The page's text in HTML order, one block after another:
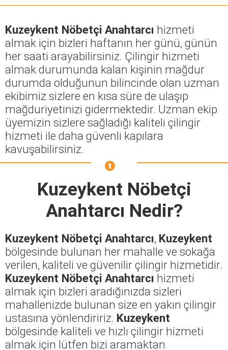
Kuzeykent Nöbetçi Anahtarcı hizmeti
almak için bizleri haftanın her günü, günün
her saati arayabilirsiniz. Çilingir hizmeti
almak durumunda kalan kişinin mağdur
durumda olduğunun bilincinde olan uzman
ekibimiz sizlere en kısa süre de ulaşıp
mağduriyetinizi gidermektedir. Uzman ekip
üyemizin sizlere sağladığı kaliteli çilingir
hizmeti ile daha güvenli kapılara
kavuşabilirsiniz.
Kuzeykent Nöbetçi
Anahtarcı Nedir?
Kuzeykent Nöbetçi Anahtarcı, Kuzeykent
bölgesinde bulunan her mahalle ve sokağa
verilen, kaliteli ve güvenilir çilingir hizmetidir.
Kuzeykent Nöbetçi Anahtarcı hizmeti
almak için bizleri aradığınızda sizleri
mahallenizde bulunan size en yakın çilingir
ustasına yönlendiririz. Kuzeykent
bölgesinde kaliteli ve hızlı çilingir hizmeti
almak için lütfen bizi aramaktan